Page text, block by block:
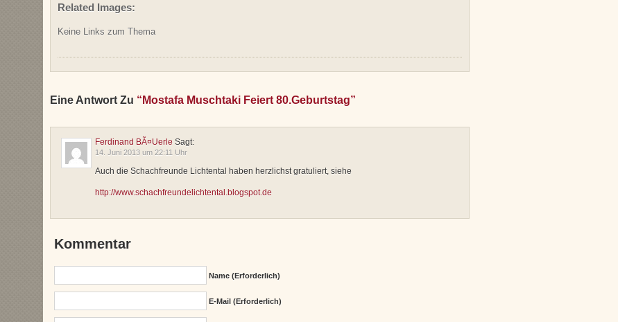
Related Images:
Keine Links zum Thema
Eine Antwort Zu “Mostafa Muschtaki Feiert 80.Geburtstag”
Ferdinand BÃ¤uerle Sagt:
14. Juni 2013 um 22:11 Uhr
Auch die Schachfreunde Lichtental haben herzlichst gratuliert, siehe
http://www.schachfreundelichtental.blogspot.de
Kommentar
Name (erforderlich)
E-Mail (erforderlich)